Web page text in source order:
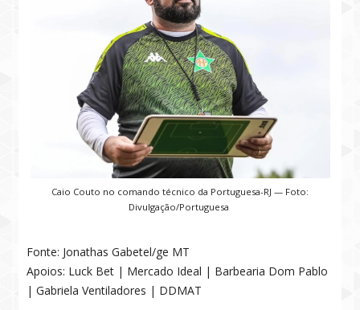
Caio Couto no comando técnico da Portuguesa-RJ — Foto:
Divulgação/Portuguesa
Fonte: Jonathas Gabetel/ge MT
Apoios: Luck Bet | Mercado Ideal | Barbearia Dom Pablo
| Gabriela Ventiladores | DDMAT